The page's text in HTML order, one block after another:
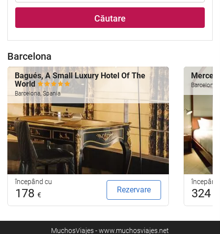
Căutare
Barcelona
Bagués, A Small Luxury Hotel Of The
World
Barcelona, Spania
începând cu
178€
Rezervare
Mercer
Barcelona,
324
MuchosViajes - www.muchosviajes.net